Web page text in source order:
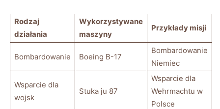
Rodzaj
działania
Wykorzystywane
maszyny
Przykłady misji
Bombardowanie Boeing B-17
Bombardowanie
Niemiec
Wsparcie dla
wojsk
Stuka ju 87
Wsparcie dla
Wehrmachtu w
Polsce